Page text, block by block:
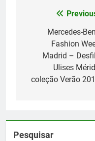
Navegação
Post
Mercedes-
Fashion
Madrid –
Ulises
coleção Verão
Pesquisar